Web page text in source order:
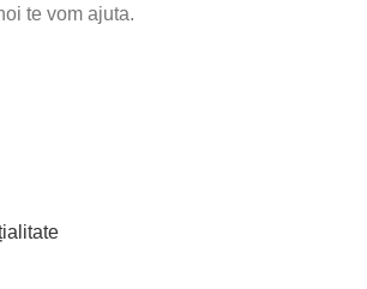
te vom ajuta.